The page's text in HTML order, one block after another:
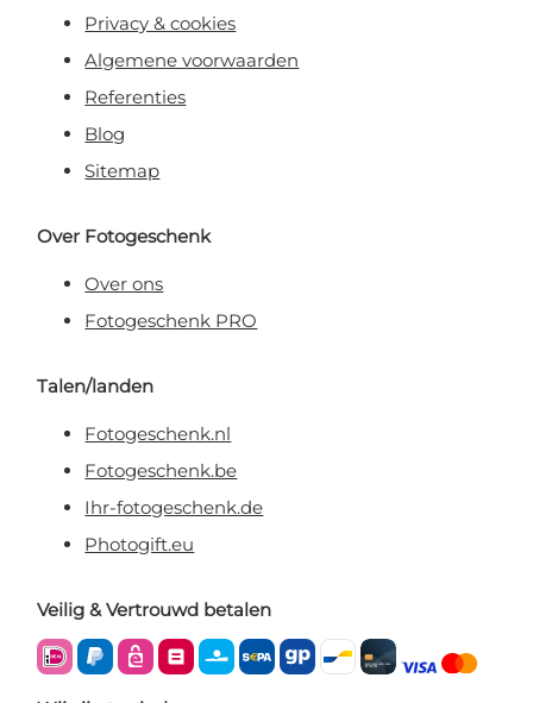
Privacy & cookies
Algemene voorwaarden
Referenties
Blog
Sitemap
Over Fotogeschenk
Over ons
Fotogeschenk PRO
Talen/landen
Fotogeschenk.nl
Fotogeschenk.be
Ihr-fotogeschenk.de
Photogift.eu
Veilig & Vertrouwd betalen